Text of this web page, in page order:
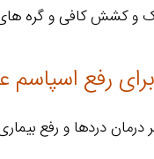
و کشش کافی و گره
رفع اسپاسم
درمان دردها و رفع